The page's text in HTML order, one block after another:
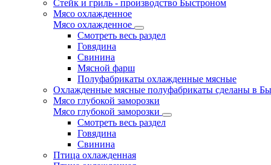
Стейк и гриль - производство Быстроном
Мясо охлажденное
Мясо охлажденное
Смотреть весь раздел
Говядина
Свинина
Мясной фарш
Полуфабрикаты охлажденные мясные
Охлажденные мясные полуфабрикаты сделаны в
Мясо глубокой заморозки
Мясо глубокой заморозки
Смотреть весь раздел
Говядина
Свинина
Птица охлажденная